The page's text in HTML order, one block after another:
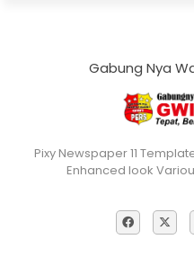
Gabung Nya
Pixy Newspaper 11
Enhanced look